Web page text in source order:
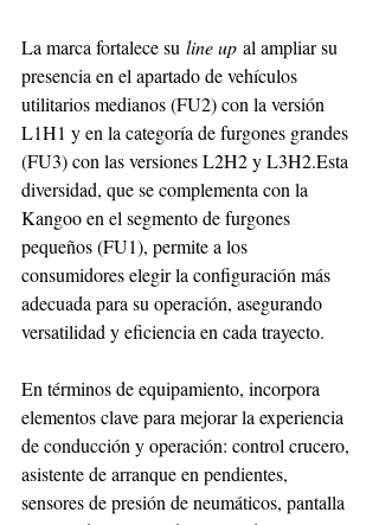
La marca fortalece su line up al ampliar su
presencia en el apartado de vehículos
utilitarios medianos (FU2) con la versión
L1H1 y en la categoría de furgones grandes
(FU3) con las versiones L2H2 y L3H2.Esta
diversidad, que se complementa con la
Kangoo en el segmento de furgones
pequeños (FU1), permite a los
consumidores elegir la configuración más
adecuada para su operación, asegurando
versatilidad y eficiencia en cada trayecto.
En términos de equipamiento, incorpora
elementos clave para mejorar la experiencia
de conducción y operación: control crucero,
asistente de arranque en pendientes,
sensores de presión de neumáticos, pantalla